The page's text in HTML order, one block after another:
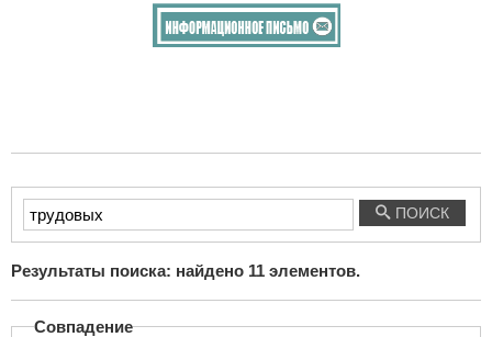
Введите
текст
поиска...
ПОИСК
Результаты поиска: найдено 11 элементов.
Совпадение